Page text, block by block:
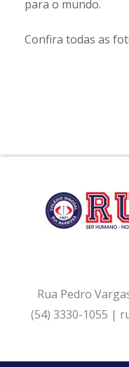
para o mundo.
Confira todas as
Rua Pedro
(54) 3330-1055 |